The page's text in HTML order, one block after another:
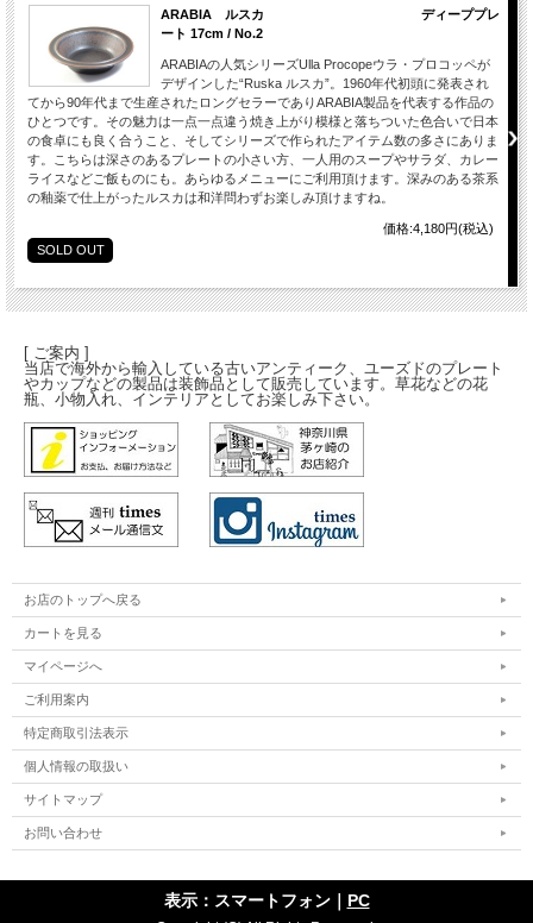
ARABIA ルスカ ディーププレ
ート 17cm / No.2
ARABIAの人気シリーズUlla Procopeウラ・プロコッペが
デザインした“Ruska ルスカ”。1960年代初頭に発表され
てから90年代まで生産されたロングセラーでありARABIA製品を代表する作品の
ひとつです。その魅力は一点一点違う焼き上がり模様と落ちついた色合いで日本
の食卓にも良く合うこと、そしてシリーズで作られたアイテム数の多さにありま
す。こちらは深さのあるプレートの小さい方、一人用のスープやサラダ、カレー
ライスなどご飯ものにも。あらゆるメニューにご利用頂けます。深みのある茶系
の釉薬で仕上がったルスカは和洋問わずお楽しみ頂けますね。
価格:4,180円(税込)
SOLD OUT
[ ご案内 ]
当店で海外から輸入している古いアンティーク、ユーズドのプレート
やカップなどの製品は装飾品として販売しています。草花などの花
瓶、小物入れ、インテリアとしてお楽しみ下さい。
お店のトップへ戻る
カートを見る
マイページへ
ご利用案内
特定商取引法表示
個人情報の取扱い
サイトマップ
お問い合わせ
表示：スマートフォン｜ PC